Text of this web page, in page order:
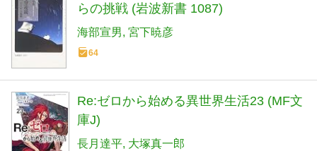
らの挑戦 (岩波新書 1087)
海部宣男 宮下暁彦
64
Re:ゼロから始める異世界生活23 (MF文
庫J)
長月達平 大塚真一郎